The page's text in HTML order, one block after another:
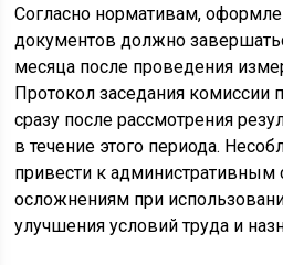
Согласно нормативам,
документов должно
месяца после проведения
Протокол заседания комиссии
сразу после рассмотрения
в течение этого периода.
привести к административным
осложнениям при
улучшения условий труда и